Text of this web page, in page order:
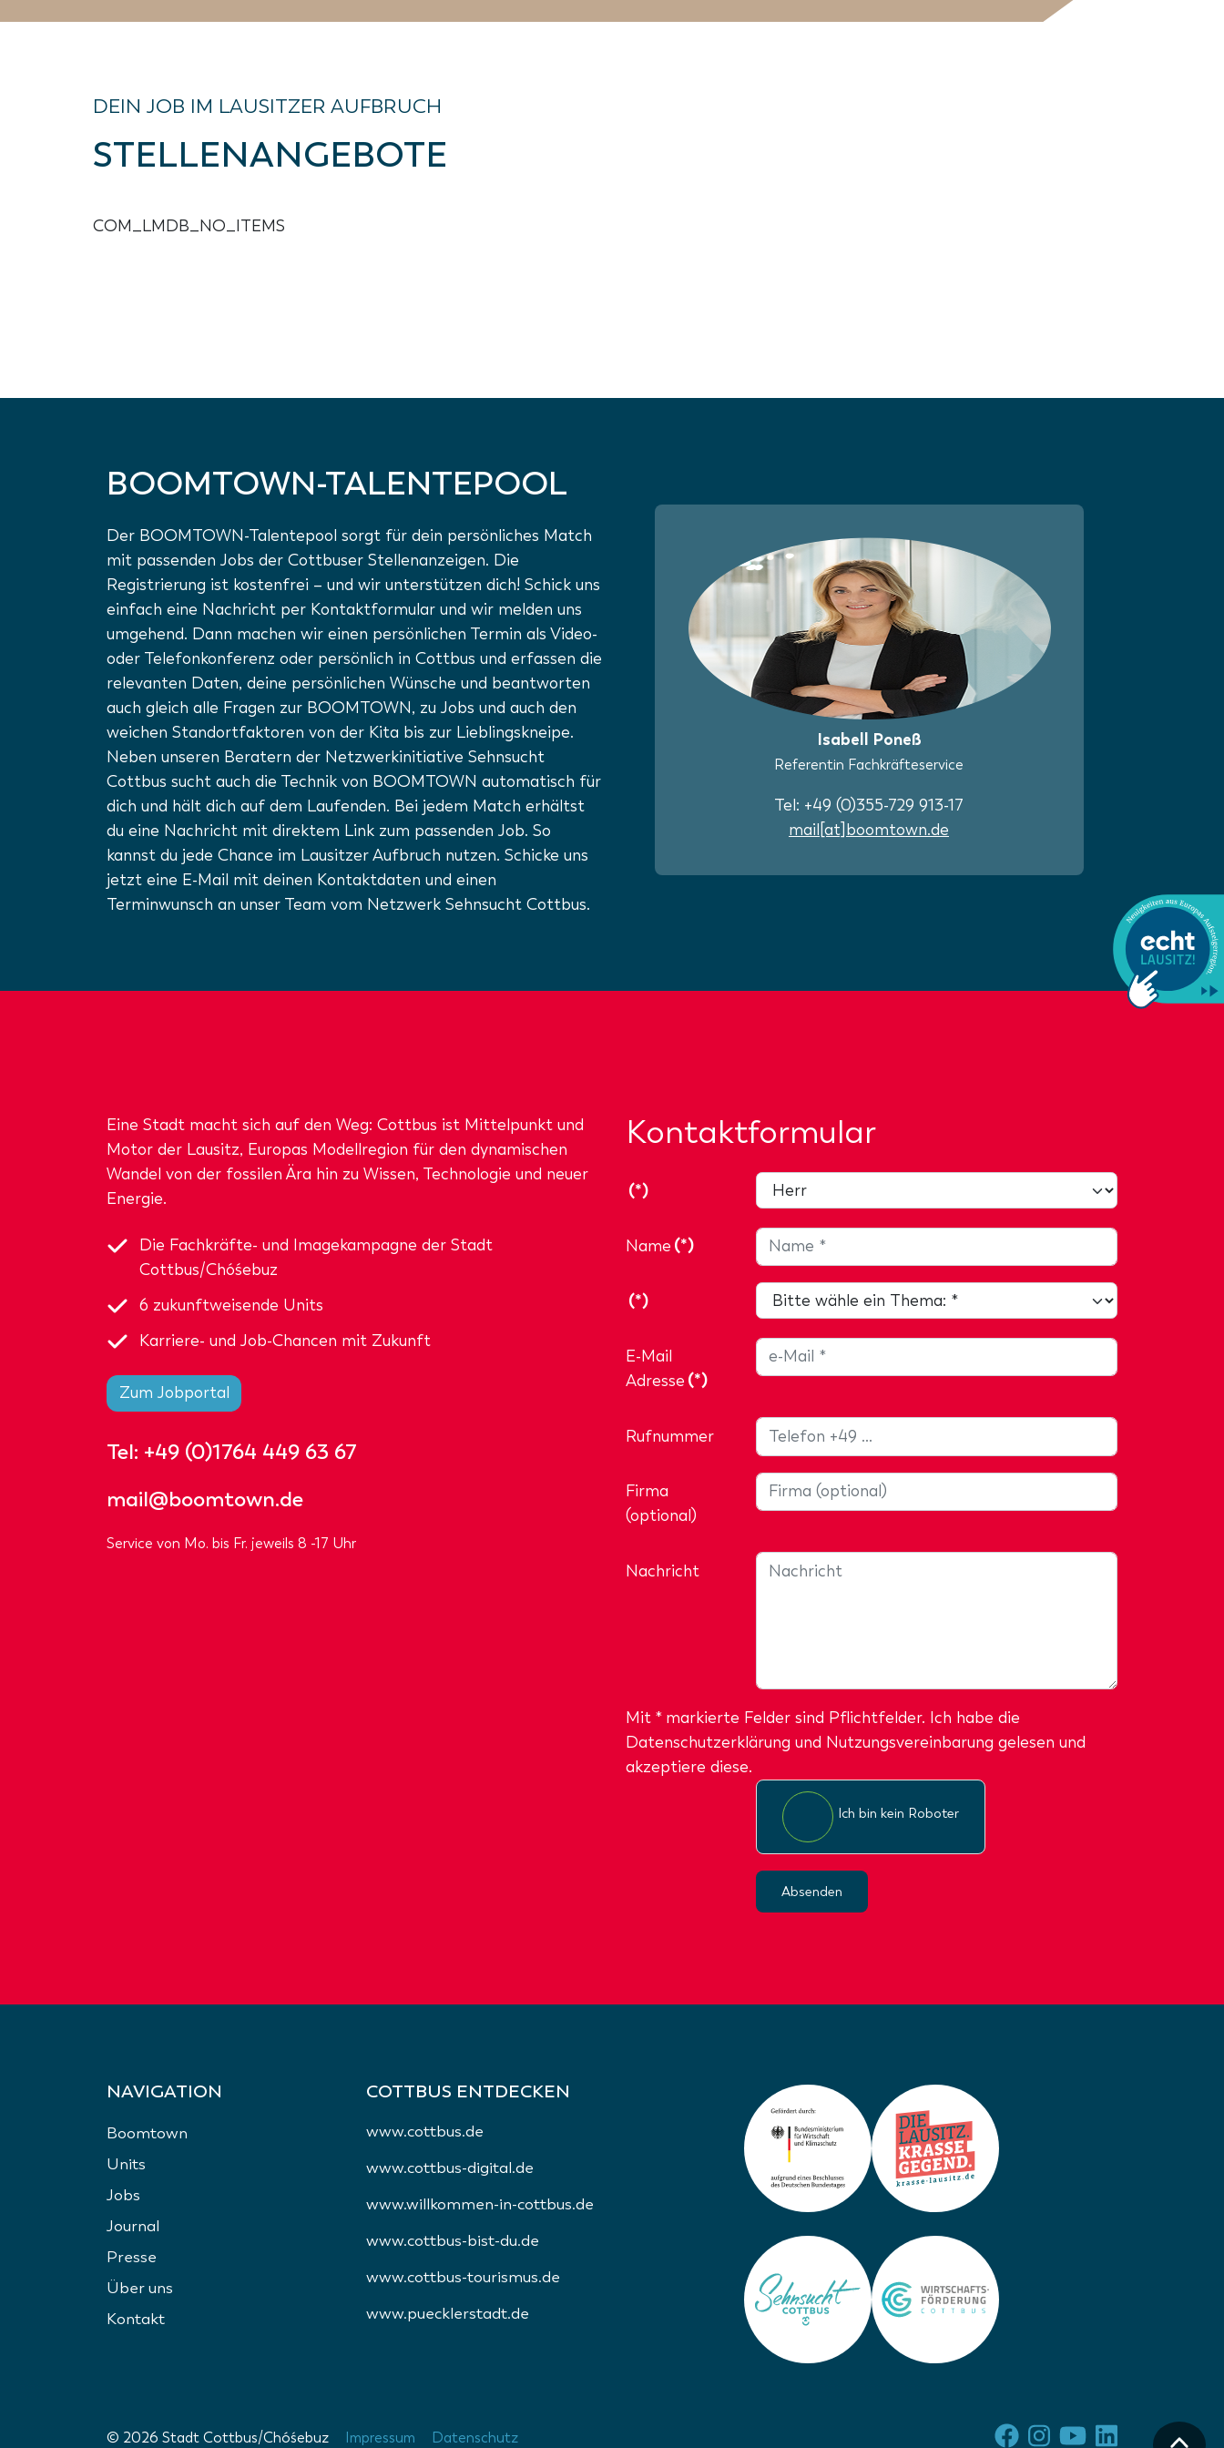
DEIN JOB IM LAUSITZER AUFBRUCH
STELLENANGEBOTE
COM_LMDB_NO_ITEMS
BOOMTOWN-TALENTEPOOL
Der BOOMTOWN-Talentepool sorgt für dein persönliches Match
mit passenden Jobs der Cottbuser Stellenanzeigen. Die
Registrierung ist kostenfrei – und wir unterstützen dich! Schick uns
einfach eine Nachricht per Kontaktformular und wir melden uns
umgehend. Dann machen wir einen persönlichen Termin als Video-
oder Telefonkonferenz oder persönlich in Cottbus und erfassen die
relevanten Daten, deine persönlichen Wünsche und beantworten
auch gleich alle Fragen zur BOOMTOWN, zu Jobs und auch den
weichen Standortfaktoren von der Kita bis zur Lieblingskneipe.
Neben unseren Beratern der Netzwerkinitiative Sehnsucht
Cottbus sucht auch die Technik von BOOMTOWN automatisch für
dich und hält dich auf dem Laufenden. Bei jedem Match erhältst
du eine Nachricht mit direktem Link zum passenden Job. So
kannst du jede Chance im Lausitzer Aufbruch nutzen. Schicke uns
jetzt eine E-Mail mit deinen Kontaktdaten und einen
Terminwunsch an unser Team vom Netzwerk Sehnsucht Cottbus.
Isabell Poneß
Referentin Fachkräfteservice
Tel: +49 (0)355-729 913-17
mail[at]boomtown.de
Eine Stadt macht sich auf den Weg: Cottbus ist Mittelpunkt und
Motor der Lausitz, Europas Modellregion für den dynamischen
Wandel von der fossilen Ära hin zu Wissen, Technologie und neuer
Energie.
Die Fachkräfte- und Imagekampagne der Stadt
Cottbus/Chóśebuz
6 zukunftweisende Units
Karriere- und Job-Chancen mit Zukunft
Zum Jobportal
Tel: +49 (0)1764 449 63 67
mail@boomtown.de
Service von Mo. bis Fr. jeweils 8 -17 Uhr
Kontaktformular
(*)
Name (*)
(*)
E-Mail
Adresse (*)
Rufnummer
Firma
(optional)
Nachricht
Mit * markierte Felder sind Pflichtfelder. Ich habe die
Datenschutzerklärung und Nutzungsvereinbarung gelesen und
akzeptiere diese.
Ich bin kein Roboter
Absenden
NAVIGATION
Boomtown
Units
Jobs
Journal
Presse
Über uns
Kontakt
COTTBUS ENTDECKEN
www.cottbus.de
www.cottbus-digital.de
www.willkommen-in-cottbus.de
www.cottbus-bist-du.de
www.cottbus-tourismus.de
www.puecklerstadt.de
© 2026 Stadt Cottbus/Chóśebuz Impressum Datenschutz